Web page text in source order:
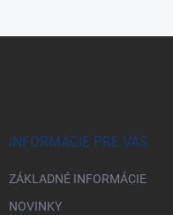
INFORMÁCIE PRE VÁS
ZÁKLADNÉ INFORMÁCIE
NOVINKY